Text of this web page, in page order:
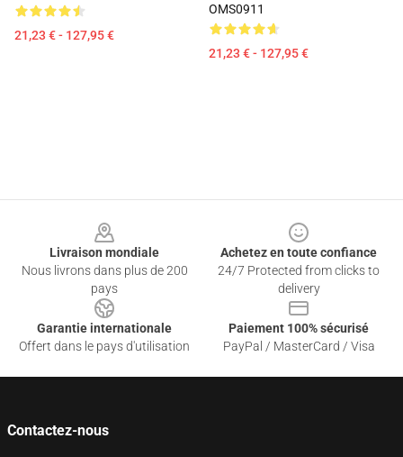
21,23 € - 127,95 €
OMS0911
21,23 € - 127,95 €
Livraison mondiale
Nous livrons dans plus de 200
pays
Achetez en toute confiance
24/7 Protected from clicks to
delivery
Garantie internationale
Offert dans le pays d'utilisation
Paiement 100% sécurisé
PayPal / MasterCard / Visa
Contactez-nous